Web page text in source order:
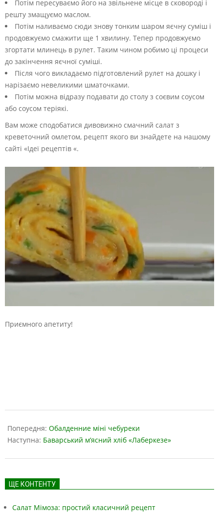
Потім пересуваємо його на звільнене місце в сковороді і
решту змащуємо маслом.
Потім наливаємо сюди знову тонким шаром яєчну суміш і
продовжуємо смажити ще 1 хвилину. Тепер продовжуємо
згортати млинець в рулет. Таким чином робимо ці процеси
до закінчення яєчної суміші.
Після чого викладаємо підготовлений рулет на дошку і
нарізаємо невеликими шматочками.
Потім можна відразу подавати до столу з соєвим соусом
або соусом теріякі.
Вам може сподобатися дивовижно смачний салат з
креветочний омлетом, рецепт якого ви знайдете на нашому
сайті «Ідеї рецептів «.
Приємного апетиту!
03-
28
Попередня: Обалденние міні чебуреки
Наступна: Баварський м’ясний хліб «Лаберкезе»
ЩЕ КОНТЕНТУ
Салат Мімоза: простий класичний рецепт